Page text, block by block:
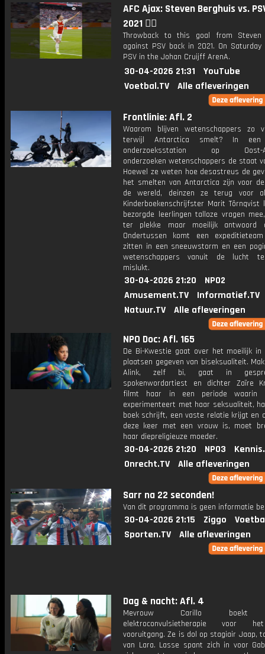
AFC Ajax: Steven Berghuis vs.
2021 😮‍💨
Throwback to this goal from Steven
against PSV back in 2021. On
PSV in the Johan Cruijff ArenA.
30-04-2026 21:31
YouTube
Voetbal.TV
Alle afleveringen
Frontlinie: Afl. 2
Waarom blijven wetenschappers zo
terwijl Antarctica smelt? In een
onderzoeksstation op Oost-
onderzoeken wetenschappers de staat
Hoewel ze weten hoe desastreus de
het smelten van Antarctica zijn voor
de wereld, deinzen ze terug voor
Kinderboekenschrijfster Marit Törnqvist
bezorgde leerlingen talloze vragen
ter plekke maar moeilijk antwoord
Ondertussen komt een
zitten in een sneeuwstorm en een
wetenschappers vanuit de lucht
mislukt.
30-04-2026 21:20
NPO2
Amusement.TV
Informatief.TV
Natuur.TV
Alle afleveringen
NPO Doc: Afl. 165
De Bi-Kwestie gaat over het moeilijk
plaatsen gegeven van biseksualiteit.
Alink, zelf bi, gaat in
spokenwordartiest en dichter Zaïre
filmt haar in een periode waarin
experimenteert met haar seksualiteit,
boek schrijft, een vaste relatie krijgt en
deze keer met een vrouw is, moet
haar diepreligieuze moeder.
30-04-2026 21:20 NPO3
Onrecht.TV
Alle afleveringen
Sarr na 22 seconden!
Van dit programma is geen informatie
30-04-2026 21:15 Ziggo
Sporten.TV
Alle afleveringen
Dag & nacht: Afl. 4
Mevrouw Carillo boekt
elektroconvulsietherapie voor
vooruitgang. Ze is dol op stagiair Jaap,
van Lara. Lasse spant zich in voor